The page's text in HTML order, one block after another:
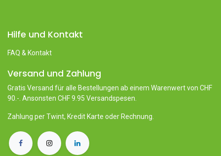
Hilfe und Kontakt
FAQ & Kontakt
Versand und Zahlung
Gratis Versand für alle Bestellungen ab einem Warenwert von CHF
90.-. Ansonsten CHF 9.95 Versandspesen.
Zahlung per Twint, Kredit Karte oder Rechnung.